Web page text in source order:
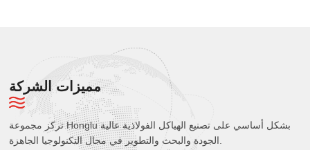
مميزات الشركة
تركز مجموعة Honglu بشكل أساسي على تصنيع الهياكل الفولاذية عالية
الجودة والبحث والتطوير في مجال التكنولوجيا الجاهزة.